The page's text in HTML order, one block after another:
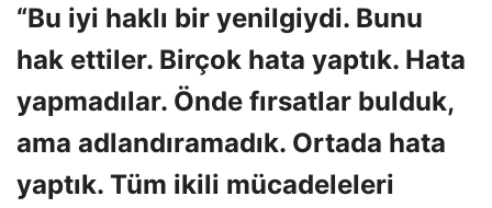
“Bu iyi haklı bir yenilgiydi. Bunu
hak ettiler. Birçok hata yaptık. Hata
yapmadılar. Önde fırsatlar bulduk,
ama adlandıramadık. Ortada hata
yaptık. Tüm ikili mücadeleleri